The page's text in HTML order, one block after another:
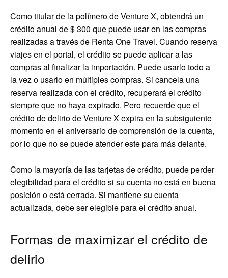
Como titular de la polímero de Venture X, obtendrá un
crédito anual de $ 300 que puede usar en las compras
realizadas a través de Renta One Travel. Cuando reserva
viajes en el portal, el crédito se puede aplicar a las
compras al finalizar la importación. Puede usarlo todo a
la vez o usarlo en múltiples compras. Si cancela una
reserva realizada con el crédito, recuperará el crédito
siempre que no haya expirado. Pero recuerde que el
crédito de delirio de Venture X expira en la subsiguiente
momento en el aniversario de comprensión de la cuenta,
por lo que no se puede atender este para más delante.
Como la mayoría de las tarjetas de crédito, puede perder
elegibilidad para el crédito si su cuenta no está en buena
posición o está cerrada. Si mantiene su cuenta
actualizada, debe ser elegible para el crédito anual.
Formas de maximizar el crédito de
delirio